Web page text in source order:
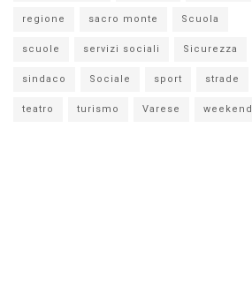
regione sacro monte Scuola
scuole servizi sociali Sicurezza
sindaco Sociale sport strade
teatro turismo Varese weekend